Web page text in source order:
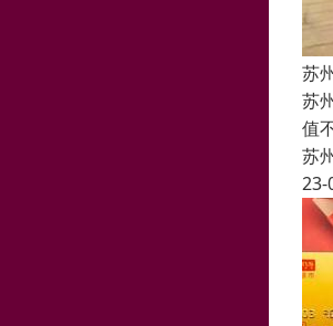
苏
苏
值
苏
23-